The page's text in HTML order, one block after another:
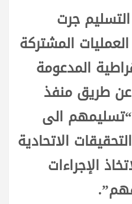
جرت
المشتركة
المدعومة
طريق منفذ
الى
الاتحادية
الإجراءات